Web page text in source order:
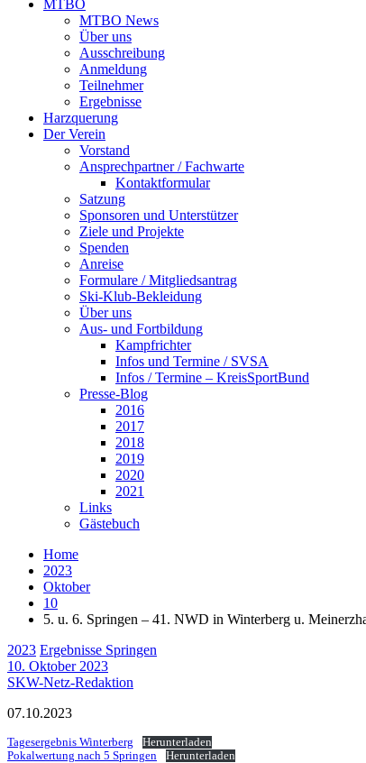
MTBO
MTBO News
Über uns
Ausschreibung
Anmeldung
Teilnehmer
Ergebnisse
Harzquerung
Der Verein
Vorstand
Ansprechpartner / Fachwarte
Kontaktformular
Satzung
Sponsoren und Unterstützer
Ziele und Projekte
Spenden
Anreise
Formulare / Mitgliedsantrag
Ski-Klub-Bekleidung
Über uns
Aus- und Fortbildung
Kampfrichter
Infos und Termine / SVSA
Infos / Termine – KreisSportBund
Presse-Blog
2016
2017
2018
2019
2020
2021
Links
Gästebuch
Home
2023
Oktober
10
5. u. 6. Springen – 41. NWD in Winterberg u.
2023 Ergebnisse Springen
10. Oktober 2023
SKW-Netz-Redaktion
07.10.2023
Tagesergebnis Winterberg
Herunterladen
Pokalwertung nach 5 Springen
Herunterladen